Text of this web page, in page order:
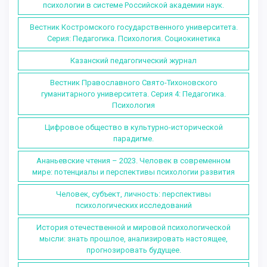
психологии в системе Российской академии наук.
Вестник Костромского государственного университета.
Серия: Педагогика. Психология. Социокинетика
Казанский педагогический журнал
Вестник Православного Свято-Тихоновского
гуманитарного университета. Серия 4: Педагогика.
Психология
Цифровое общество в культурно-исторической
парадигме.
Ананьевские чтения – 2023. Человек в современном
мире: потенциалы и перспективы психологии развития
Человек, субъект, личность: перспективы
психологических исследований
История отечественной и мировой психологической
мысли: знать прошлое, анализировать настоящее,
прогнозировать будущее.